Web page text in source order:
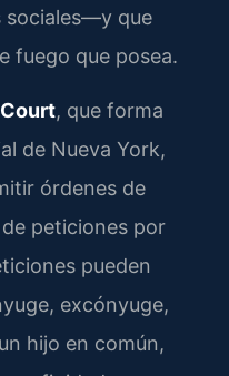
sociales—y que
fuego que posea.
, que forma
de Nueva York,
órdenes de
peticiones por
pueden
excónyuge,
hijo en común,